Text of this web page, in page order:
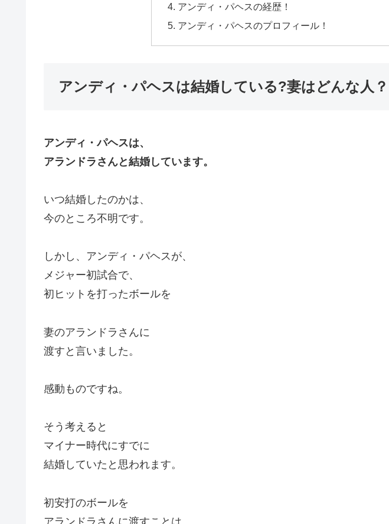
アンディ・パヘスの経歴！
アンディ・パヘスのプロフィール！
アンディ・パヘスは結婚している?妻はどんな人？
アンディ・パヘスは、
アランドラさんと結婚しています。
いつ結婚したのかは、
今のところ不明です。
しかし、アンディ・パヘスが、
メジャー初試合で、
初ヒットを打ったボールを
妻のアランドラさんに
渡すと言いました。
感動ものですね。
そう考えると
マイナー時代にすでに
結婚していたと思われます。
初安打のボールを
アランドラさんに渡すことは、